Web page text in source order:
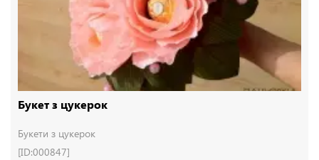
Букет з цукерок
Букети з цукерок
[ID:000847]